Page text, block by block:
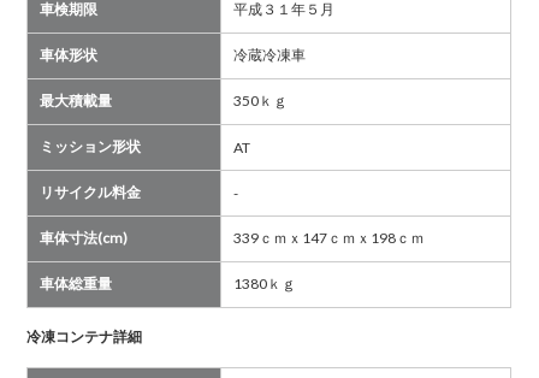
車検期限 平成３１年５月
車体形状 冷蔵冷凍車
最大積載量 350ｋｇ
ミッション形状 AT
リサイクル料金 -
車体寸法(cm) 339ｃｍｘ147ｃｍｘ198ｃｍ
車体総重量 1380ｋｇ
冷凍コンテナ詳細